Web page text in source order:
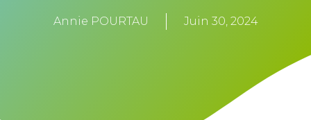
Annie POURTAU Juin 30, 2024